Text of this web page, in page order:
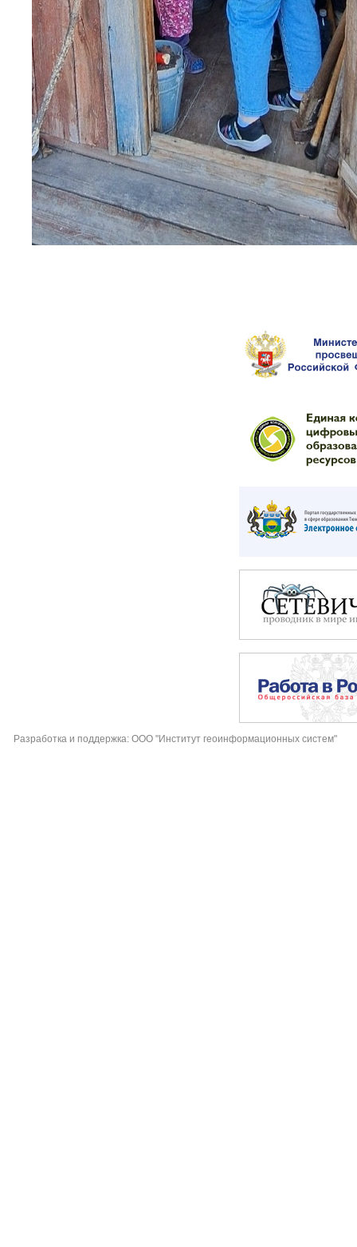
Разработка и поддержка: ООО "Институт геоинформационных систем"